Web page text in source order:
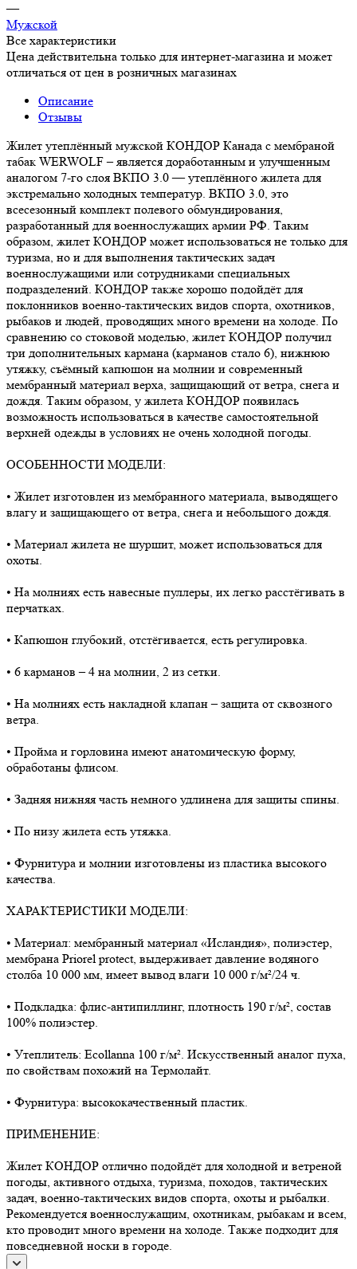
—
Мужской
Все характеристики
Цена действительна только для интернет-магазина и может
отличаться от цен в розничных магазинах
Описание
Отзывы
Жилет утеплённый мужской КОНДОР Канада с мембраной
табак WERWOLF – является доработанным и улучшенным
аналогом 7-го слоя ВКПО 3.0 — утеплённого жилета для
экстремально холодных температур. ВКПО 3.0, это
всесезонный комплект полевого обмундирования,
разработанный для военнослужащих армии РФ. Таким
образом, жилет КОНДОР может использоваться не только для
туризма, но и для выполнения тактических задач
военнослужащими или сотрудниками специальных
подразделений. КОНДОР также хорошо подойдёт для
поклонников военно-тактических видов спорта, охотников,
рыбаков и людей, проводящих много времени на холоде. По
сравнению со стоковой моделью, жилет КОНДОР получил
три дополнительных кармана (карманов стало 6), нижнюю
утяжку, съёмный капюшон на молнии и современный
мембранный материал верха, защищающий от ветра, снега и
дождя. Таким образом, у жилета КОНДОР появилась
возможность использоваться в качестве самостоятельной
верхней одежды в условиях не очень холодной погоды.
ОСОБЕННОСТИ МОДЕЛИ:
• Жилет изготовлен из мембранного материала, выводящего
влагу и защищающего от ветра, снега и небольшого дождя.
• Материал жилета не шуршит, может использоваться для
охоты.
• На молниях есть навесные пуллеры, их легко расстёгивать в
перчатках.
• Капюшон глубокий, отстёгивается, есть регулировка.
• 6 карманов – 4 на молнии, 2 из сетки.
• На молниях есть накладной клапан – защита от сквозного
ветра.
• Пройма и горловина имеют анатомическую форму,
обработаны флисом.
• Задняя нижняя часть немного удлинена для защиты спины.
• По низу жилета есть утяжка.
• Фурнитура и молнии изготовлены из пластика высокого
качества.
ХАРАКТЕРИСТИКИ МОДЕЛИ:
• Материал: мембранный материал «Исландия», полиэстер,
мембрана Priorel protect, выдерживает давление водяного
столба 10 000 мм, имеет вывод влаги 10 000 г/м²/24 ч.
• Подкладка: флис-антипиллинг, плотность 190 г/м², состав
100% полиэстер.
• Утеплитель: Ecollanna 100 г/м². Искусственный аналог пуха,
по свойствам похожий на Термолайт.
• Фурнитура: высококачественный пластик.
ПРИМЕНЕНИЕ:
Жилет КОНДОР отлично подойдёт для холодной и ветреной
погоды, активного отдыха, туризма, походов, тактических
задач, военно-тактических видов спорта, охоты и рыбалки.
Рекомендуется военнослужащим, охотникам, рыбакам и всем,
кто проводит много времени на холоде. Также подходит для
повседневной носки в городе.